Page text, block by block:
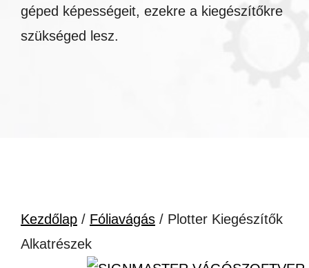
géped képességeit, ezekre a kiegészítőkre
szükséged lesz.
Kezdőlap / Fóliavágás / Plotter Kiegészítők
Alkatrészek